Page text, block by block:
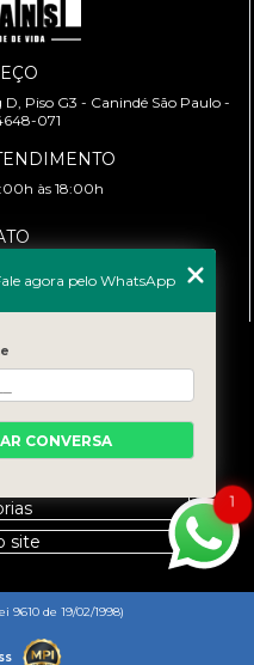
Piso G3 - Canindé São Paulo -
071
às 18:00h
7351
site
9610 de 19/02/1998)
1
agora pelo WhatsApp
CONVERSA